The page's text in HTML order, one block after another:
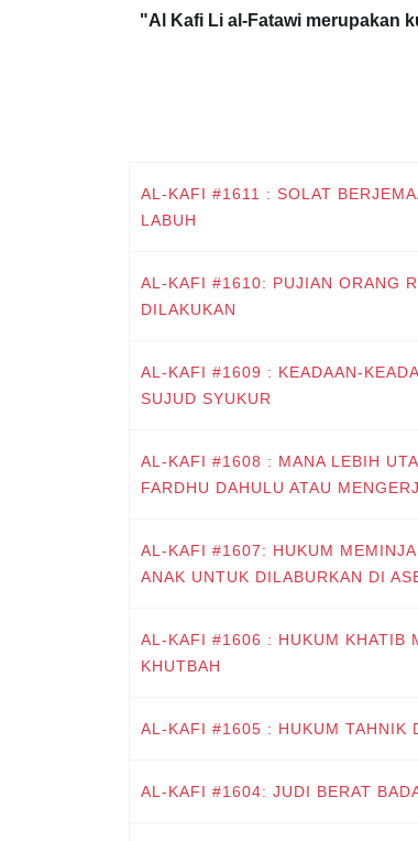
"Al Kafi Li al-Fatawi merupakan
AL-KAFI #1611 : SOLAT
LABUH
AL-KAFI #1610: PUJIAN ORANG
DILAKUKAN
AL-KAFI #1609 : KEADAAN-
SUJUD SYUKUR
AL-KAFI #1608 : MANA LEBIH
FARDHU DAHULU ATAU
AL-KAFI #1607: HUKUM
ANAK UNTUK DILABURKAN DI
AL-KAFI #1606 : HUKUM KHATIB
KHUTBAH
AL-KAFI #1605 : HUKUM TAHNIK
AL-KAFI #1604: JUDI BERAT